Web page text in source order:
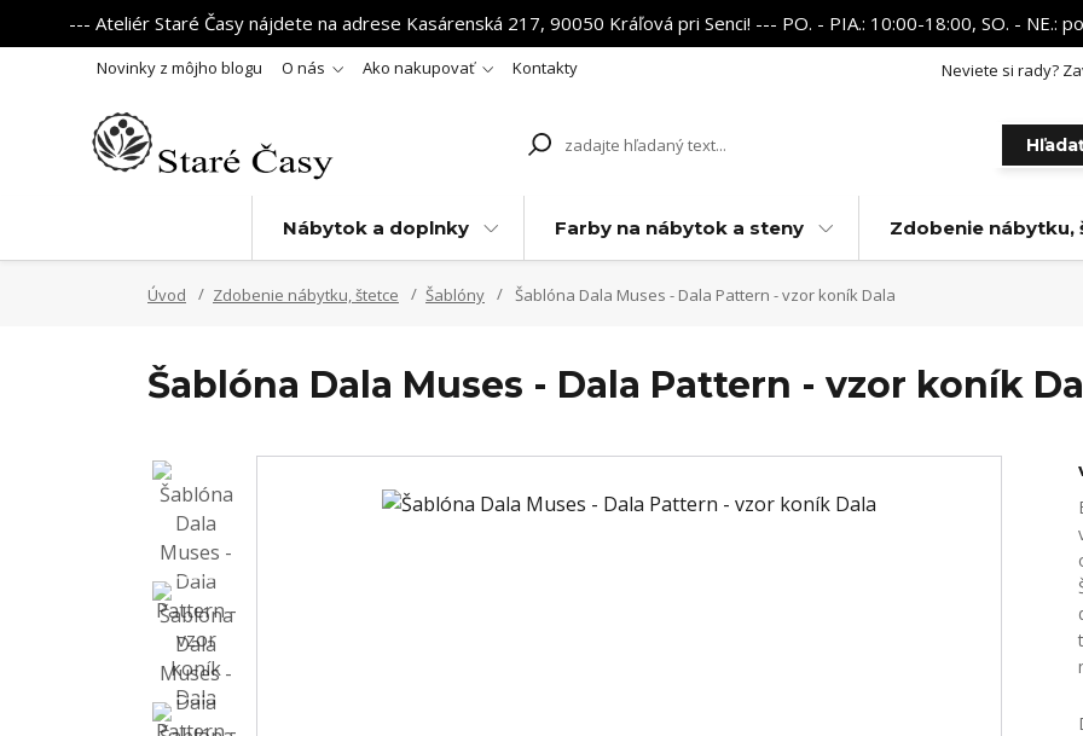
--- Ateliér Staré Časy nájdete na adrese Kasárenská 217, 90050 Kráľová pri Senci! --- PO. - PIA.: 10:00-18:00, SO. -
Novinky z môjho blogu O nás Ako nakupovať Kontakty Neviete si rady?
Nábytok a doplnky Farby na nábytok a steny Zdobenie nábytku,
Úvod Zdobenie nábytku, štetce Šablóny Šablóna Dala Muses - Dala Pattern - vzor koník Dala
Šablóna Dala Muses - Dala Pattern - vzor koník